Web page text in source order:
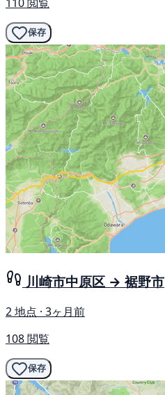
保存
川崎市中原区 → 裾野市
2 地点 · 3ヶ月前
108 閲覧
保存